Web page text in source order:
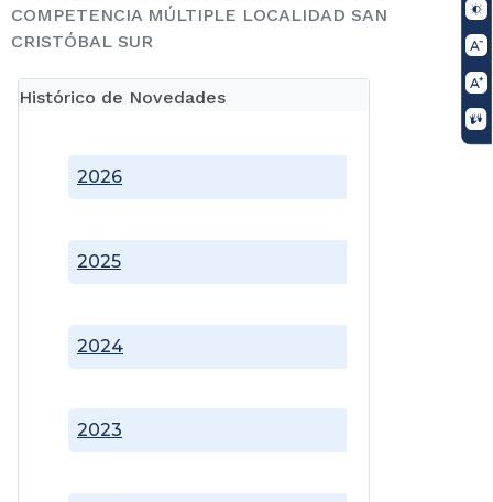
COMPETENCIA MÚLTIPLE LOCALIDAD SAN
CRISTÓBAL SUR
Histórico de Novedades
2023
2024
2025
2026